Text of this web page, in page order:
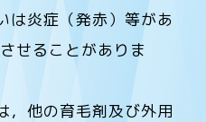
炎症（発赤）等があ
せることがありま
，他の育毛剤及び外用